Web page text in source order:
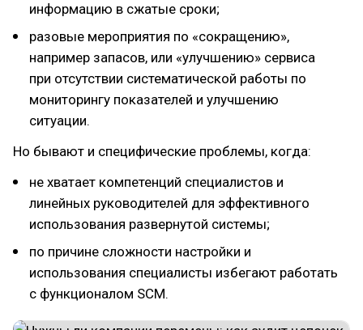
информацию в сжатые сроки;
разовые мероприятия по «сокращению»,
например запасов, или «улучшению» сервиса
при отсутствии систематической работы по
мониторингу показателей и улучшению
ситуации.
Но бывают и специфические проблемы, когда:
не хватает компетенций специалистов и
линейных руководителей для эффективного
использования развернутой системы;
по причине сложности настройки и
использования специалисты избегают работать
с функционалом SCM.